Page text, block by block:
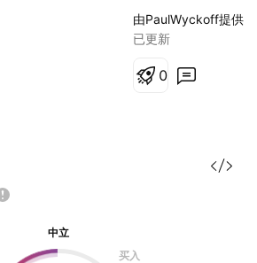
到140，中间一定
波拉升，抓主升浪
由PaulWyckoff提供
已更新
0
中立
买入